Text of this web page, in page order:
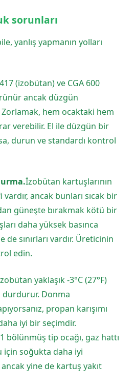
sorunları
yanlış yapmanın yolları
(izobütan) ve CGA 600
ancak düzgün
Zorlamak, hem ocaktaki hem
verebilir. El ile düzgün bir
durun ve standardı kontrol
İzobütan kartuşlarının
ancak bunları sıcak bir
güneşte bırakmak kötü bir
daha yüksek basınca
sınırları vardır. Üreticinin
edin.
yaklaşık -3°C (27°F)
durdurur. Donma
propan karışımı
iyi bir seçimdir.
bölünmüş tip ocağı, gaz hattı
için soğukta daha iyi
yine de kartuş yakıt